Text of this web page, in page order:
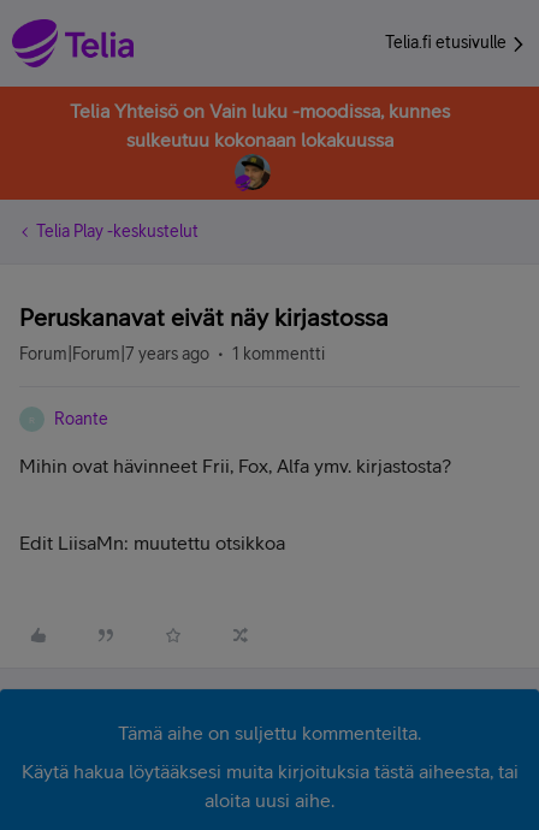
Telia.fi etusivulle
Telia Yhteisö on Vain luku -moodissa, kunnes
sulkeutuu kokonaan lokakuussa
Telia Play -keskustelut
Peruskanavat eivät näy kirjastossa
Forum|Forum|7 years ago 1 kommentti
Roante
Mihin ovat hävinneet Frii, Fox, Alfa ymv. kirjastosta?
Edit LiisaMn: muutettu otsikkoa
Tämä aihe on suljettu kommenteilta.
Käytä hakua löytääksesi muita kirjoituksia tästä aiheesta, tai
aloita uusi aihe.